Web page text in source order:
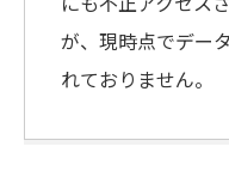
が、現時点でデー
れておりません。